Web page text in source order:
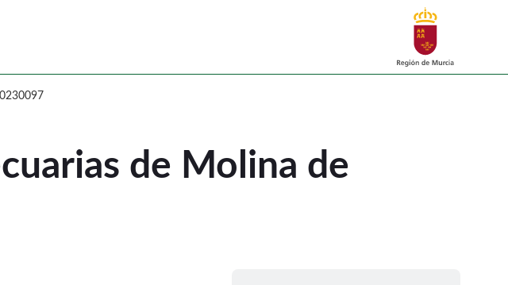
de Segura. VPOCU20230097 Buscar
de Molina de